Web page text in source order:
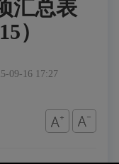
汇总表
）
09-16 17:27